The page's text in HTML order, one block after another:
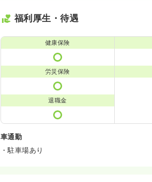
福利厚生・待遇
健康保険
労災保険
退職金
車通勤
・駐車場あり